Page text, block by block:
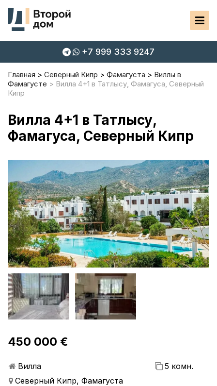
+7 999 333 9247
Главная Северный Кипр Фамагуста
Виллы в
Фамагусте
Вилла 4+1 в Татлысу, Фамагуса, Северный
Кипр
Вилла 4+1 в Татлысу,
Фамагуса, Северный Кипр
450 000 €
Вилла
5 комн.
Северный Кипр, Фамагуста